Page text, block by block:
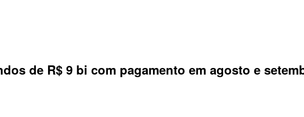
de R$ 9 bi com pagamento em agosto e